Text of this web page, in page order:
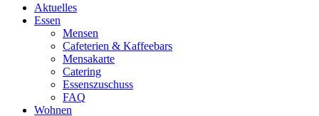
Aktuelles
Essen
Mensen
Cafeterien & Kaffeebars
Mensakarte
Catering
Essenszuschuss
FAQ
Wohnen